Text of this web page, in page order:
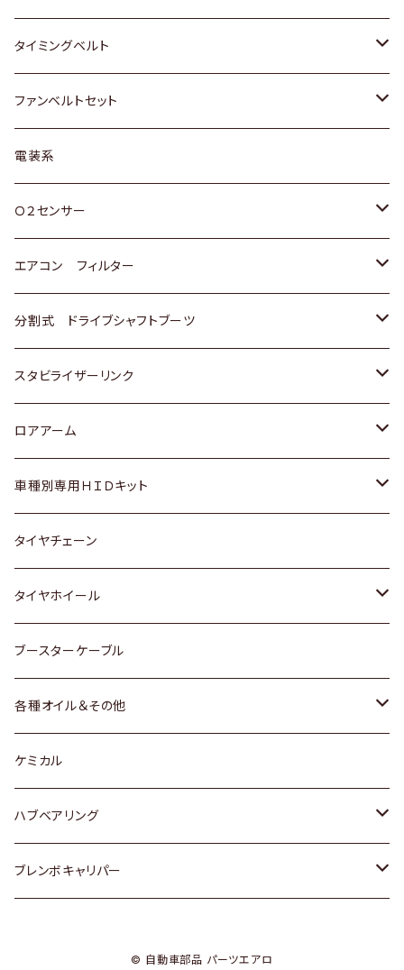
三菱
スバル
日野
クライスラー
ダイハツ
マツダ
三菱
スバル
ホンダ
マツダ
スズキ
ダイハツ
マツダ
三菱
スバル
ホンダ
スズキ
日産
ダイハツ
マツダ
三菱
スバル
タイミングベルト
トヨタ
スズキ
ダイハツ
三菱
スバル
ファンベルトセット
トヨタ
ホンダ
スズキ
日産
いすゞ
ダイハツ
マツダ
三菱
スバル
レクサス
電装系
Ｏ２センサー
トヨタ
ホンダ
スズキ
日産
ダイハツ
マツダ
三菱
スバル
エアコン フィルター
トヨタ
ホンダ
スズキ
日産
いすゞ
ダイハツ
マツダ
三菱
スバル
分割式 ドライブシャフトブーツ
トヨタ
ホンダ
スズキ
日産
ダイハツ
スバル
スタビライザーリンク
トヨタ
ホンダ
スズキ
日産
ダイハツ
マツダ
ロアアーム
ホンダ
スズキ
日産
ダイハツ
マツダ
スバル
車種別専用ＨＩＤキット
トヨタ
マツダ
タイヤチェーン
タイヤホイール
トヨタ
ホンダ
スズキ
日産
ダイハツ
ブースターケーブル
各種オイル＆その他
ディーデル洗浄添加剤
ケミカル
ハブベアリング
トヨタ
ブレンボキャリパー
© 自動車部品 パーツエアロ